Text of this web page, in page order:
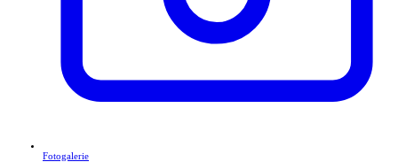
Fotogalerie